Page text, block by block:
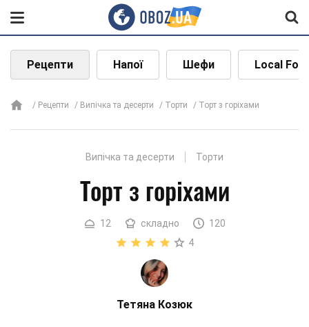
Рецепти Напої Шефи Local
Рецепти Випічка та десерти Торти Торт з горіхами
Випічка та десерти Торти
Торт з горіхами
12 складно
120
4
Тетяна Козюк